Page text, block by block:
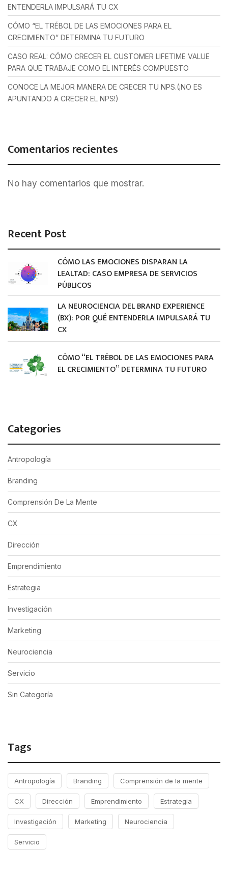
ENTENDERLA IMPULSARÁ TU CX
CÓMO “EL TRÉBOL DE LAS EMOCIONES PARA EL
CRECIMIENTO” DETERMINA TU FUTURO
CASO REAL: CÓMO CRECER EL CUSTOMER LIFETIME VALUE
PARA QUE TRABAJE COMO EL INTERÉS COMPUESTO
CONOCE LA MEJOR MANERA DE CRECER TU NPS.(¡NO ES
APUNTANDO A CRECER EL NPS!)
Comentarios recientes
No hay comentarios que mostrar.
Recent Post
CÓMO LAS EMOCIONES DISPARAN LA
LEALTAD: CASO EMPRESA DE SERVICIOS
PÚBLICOS
LA NEUROCIENCIA DEL BRAND EXPERIENCE
(BX): POR QUÉ ENTENDERLA IMPULSARÁ TU
CX
CÓMO “EL TRÉBOL DE LAS EMOCIONES PARA
EL CRECIMIENTO” DETERMINA TU FUTURO
Categories
Antropología
Branding
Comprensión De La Mente
CX
Dirección
Emprendimiento
Estrategia
Investigación
Marketing
Neurociencia
Servicio
Sin Categoría
Tags
Antropología Branding Comprensión de la mente
CX Dirección Emprendimiento Estrategia
Investigación Marketing Neurociencia
Servicio